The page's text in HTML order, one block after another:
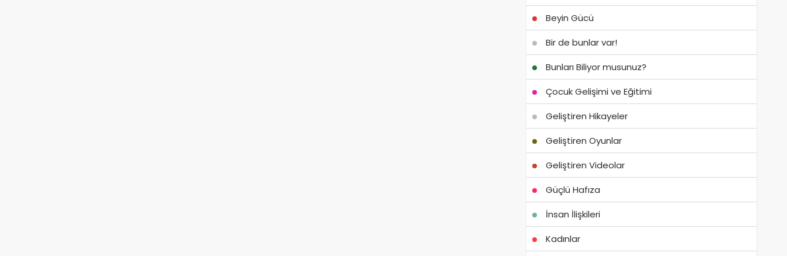
Beyin Gücü
Bir de bunlar var!
Bunları Biliyor musunuz?
Çocuk Gelişimi ve Eğitimi
Geliştiren Hikayeler
Geliştiren Oyunlar
Geliştiren Videolar
Güçlü Hafıza
İnsan İlişkileri
Kadınlar